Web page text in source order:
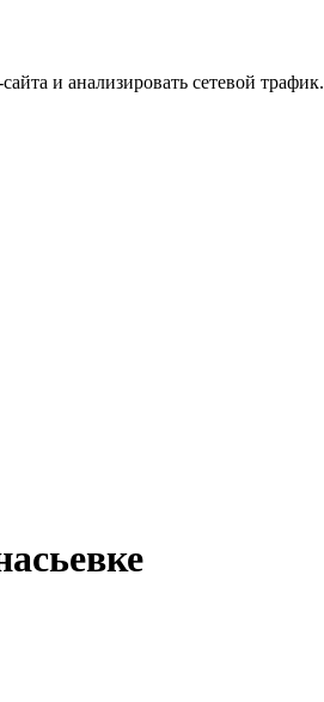
и анализировать сетевой трафик.